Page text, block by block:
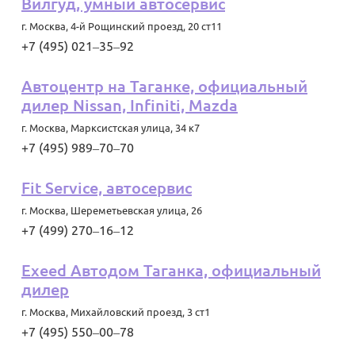
Вилгуд, умный автосервис
г. Москва, 4-й Рощинский проезд, 20 ст11
+7 (495) 021‒35‒92
Автоцентр на Таганке, официальный
дилер Nissan, Infiniti, Mazda
г. Москва, Марксистская улица, 34 к7
+7 (495) 989‒70‒70
Fit Service, автосервис
г. Москва, Шереметьевская улица, 26
+7 (499) 270‒16‒12
Exeed Автодом Таганка, официальный
дилер
г. Москва, Михайловский проезд, 3 ст1
+7 (495) 550‒00‒78